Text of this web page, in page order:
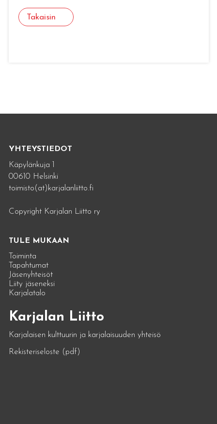
Takaisin
YHTEYSTIEDOT
Käpylänkuja 1
00610 Helsinki
toimisto(at)karjalanliitto.fi
Copyright Karjalan Liitto ry
TULE MUKAAN
Toiminta
Tapahtumat
Jäsenyhteisöt
Liity jäseneksi
Karjalatalo
Karjalan Liitto
Karjalaisen kulttuurin ja karjalaisuuden yhteisö
Rekisteriseloste (pdf)